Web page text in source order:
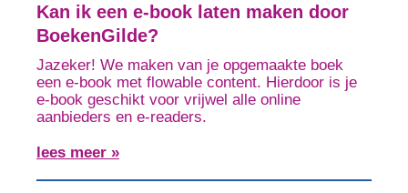
Kan ik een e-book laten maken door
BoekenGilde?
Jazeker! We maken van je opgemaakte boek
een e-book met flowable content. Hierdoor is je
e-book geschikt voor vrijwel alle online
aanbieders en e-readers.
lees meer »